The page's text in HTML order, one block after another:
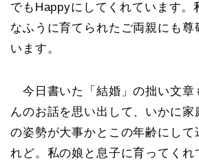
でもHappyにしてくれています。
なふうに育てられたご両親にも尊
います。
今日書いた「結婚」の拙い文章
んのお話を思い出して、いかに家
の姿勢が大事かとこの年齢にして
れど。私の娘と息子に育ってくれ